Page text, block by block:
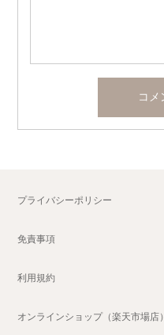
プライバシーポリシー
免責事項
利用規約
オンラインショップ（楽天市場店）